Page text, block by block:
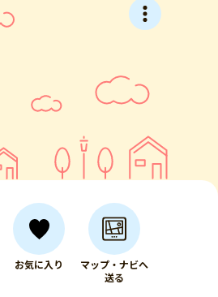
お気に入り
マップ・ナビへ
送る